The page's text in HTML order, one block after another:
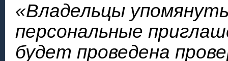
«Владельцы
персональные
будет проведена